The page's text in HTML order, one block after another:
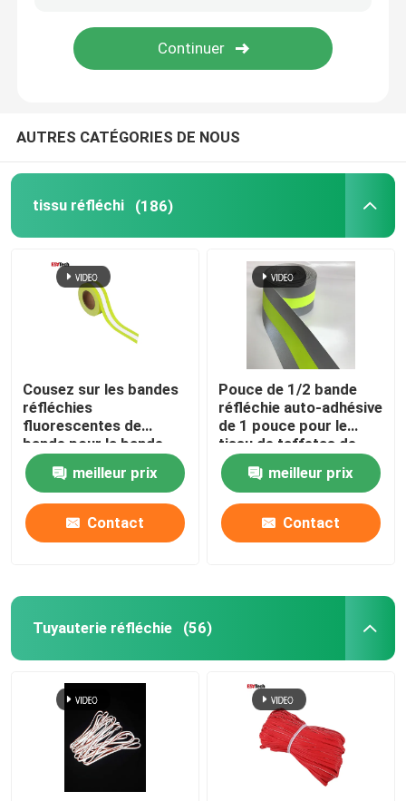
Accessoires réfléchis
AUTRES CATÉGORIES DE NOUS
tissu réfléchi (186)
Cousez sur les bandes
réfléchies
fluorescentes de
bande pour la bande
ignifuge d'habillement
meilleur prix
Contact
Pouce de 1/2 bande
réfléchie auto-adhésive
de 1 pouce pour le
tissu de taffetas de
tente de camping de
couverture de voiture
d'habillement
meilleur prix
Contact
Tuyauterie réfléchie (56)